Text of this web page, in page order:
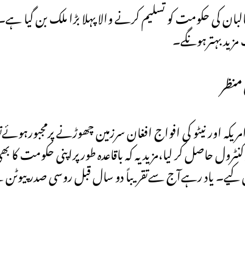
کی حکومت کو تسلیم کرنے والا پہلا بڑا ملک بن
بہترہونگے۔
جب ۱۵اگست ۲۰۲۱کو امریکہ اور نیٹو کی افواج افغان سرزمین چھوڑنے
حاصل کر لیا،مزید یہ کہ باقاعدہ طورپراپنی حکومت
کیے۔ یاد رہےآج سےتقریباً دو سال قبل روسی صدر